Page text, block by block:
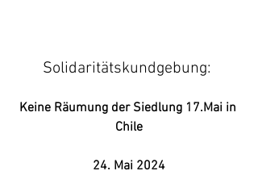
Solidaritätskundgebung:
Keine Räumung der Siedlung 17.Mai in
Chile
24. Mai 2024